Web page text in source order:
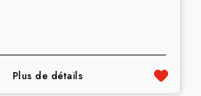
Plus de détails